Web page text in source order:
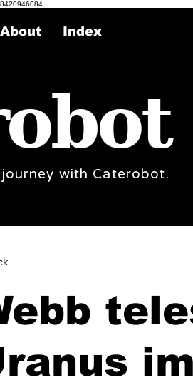
About Index
with Caterobot.